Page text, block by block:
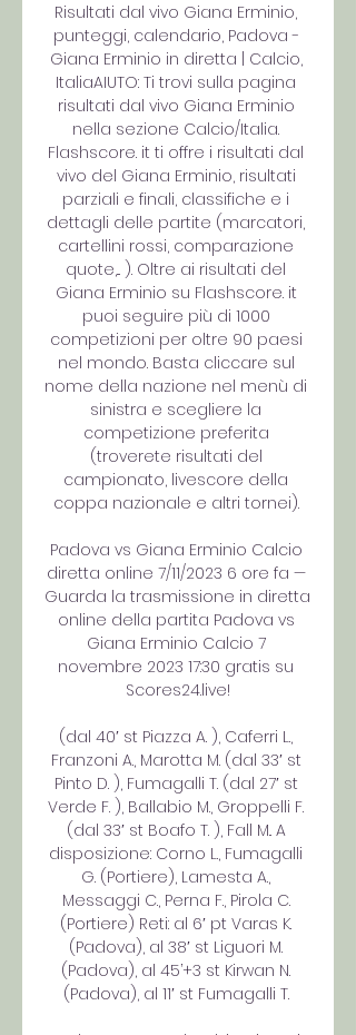
Risultati dal vivo Giana Erminio,
punteggi, calendario, Padova -
Giana Erminio in diretta | Calcio,
ItaliaAIUTO: Ti trovi sulla pagina
risultati dal vivo Giana Erminio
nella sezione Calcio/Italia.
Flashscore. it ti offre i risultati dal
vivo del Giana Erminio, risultati
parziali e finali, classifiche e i
dettagli delle partite (marcatori,
cartellini rossi, comparazione
quote,... ). Oltre ai risultati del
Giana Erminio su Flashscore. it
puoi seguire più di 1000
competizioni per oltre 90 paesi
nel mondo. Basta cliccare sul
nome della nazione nel menù di
sinistra e scegliere la
competizione preferita
(troverete risultati del
campionato, livescore della
coppa nazionale e altri tornei).
Padova vs Giana Erminio Calcio
diretta online 7/11/2023 6 ore fa —
Guarda la trasmissione in diretta
online della partita Padova vs
Giana Erminio Calcio 7
novembre 2023 17:30 gratis su
Scores24.live!
(dal 40′ st Piazza A. ), Caferri L.,
Franzoni A., Marotta M. (dal 33′ st
Pinto D. ), Fumagalli T. (dal 27′ st
Verde F. ), Ballabio M., Groppelli F.
(dal 33′ st Boafo T. ), Fall M.. A
disposizione: Corno L., Fumagalli
G. (Portiere), Lamesta A.,
Messaggi C., Perna F., Pirola C.
(Portiere) Reti: al 6′ pt Varas K.
(Padova), al 38′ st Liguori M.
(Padova), al 45’+3 st Kirwan N.
(Padova), al 11′ st Fumagalli T.